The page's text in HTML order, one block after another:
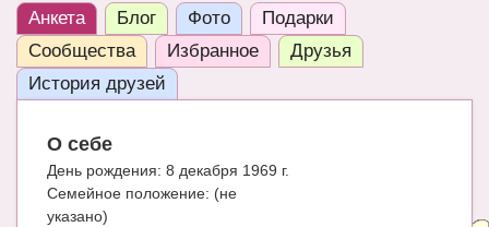
ЧАТ
КНИГИ
Сказки
ПСИХОЛОГИЯ
Анкета Блог Фото
Подарки
Сообщества
Избранное
Друзья
История друзей
О себе
День рождения: 8 декабря 1969 г.
Семейное положение: (не
указано)